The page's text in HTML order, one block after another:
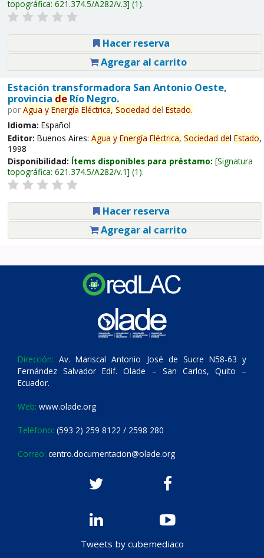
topográfica: 621.374.5/A282/v.3 (1).
Hacer reserva
Agregar al carrito
Estación transformadora San Antonio Oeste,
provincia deRío Negro.
por Agua y Energía Eléctrica, Sociedad del Estado.
Idioma: Español
Editor: Buenos Aires: Agua y Energía Eléctrica, Sociedad del Estado,
1998
Disponibilidad: Ítems disponibles para préstamo: Signatura
topográfica: 621.374.5/A282/v.1 (1).
Hacer reserva
Agregar al carrito
Dirección: Av. Mariscal Antonio José de Sucre N58-63 y
Fernández Salvador Edif. Olade – San Carlos, Quito –
Ecuador.
Web: www.olade.org
Teléfono: (593 2) 259 8122 / 2598 280
Correo: centro.documentacion@olade.org
Tweets by cubemediaco